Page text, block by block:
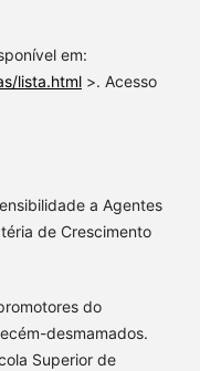
em:
lista.html>. Acesso
a Agentes
de Crescimento
do
desmamados.
Superior de